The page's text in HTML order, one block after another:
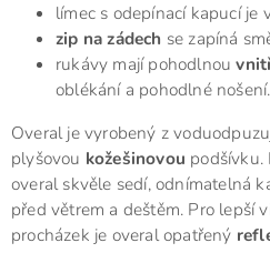
límec s odepínací kapucí je
zip na zádech se zapíná
rukávy mají pohodlnou
oblékání a pohodlné nošení.
Overal je vyrobený z
plyšovou kožešinovou podšívku.
overal skvěle sedí, odnímatelná
před větrem a deštěm. Pro lepší
procházek je overal opatřený